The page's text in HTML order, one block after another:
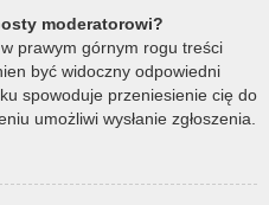
moderatorowi?
prawym górnym rogu treści
być widoczny odpowiedni
spowoduje przeniesienie cię do
umożliwi wysłanie zgłoszenia.